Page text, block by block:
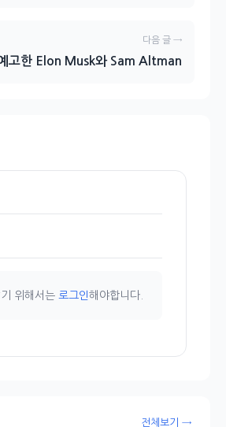
다음 글 →
고한 Elon Musk와 Sam Altman
위해서는 로그인해야합니다.
전체보기 →